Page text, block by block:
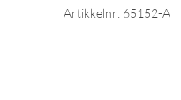
Artikkelnr: 65152-A